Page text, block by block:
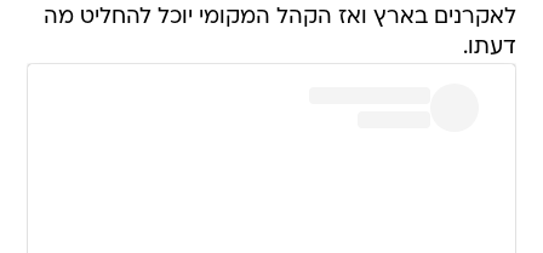
לאקרנים בארץ ואז הקהל המקומי יוכל להחליט מה
דעתו.